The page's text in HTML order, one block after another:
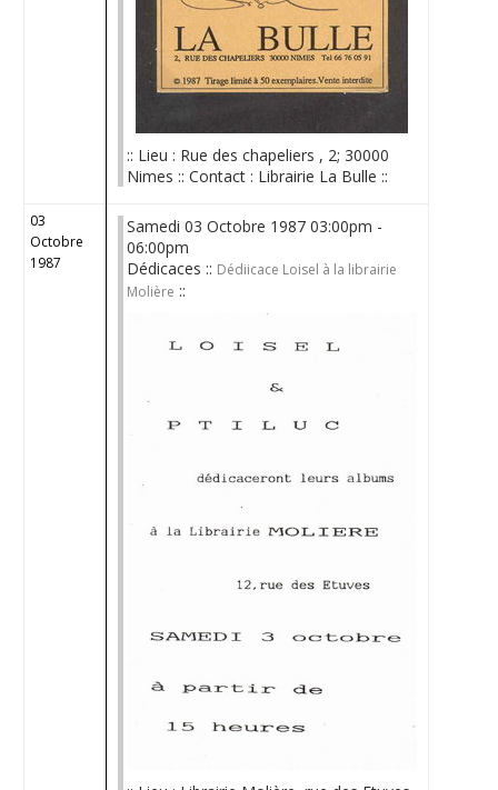
:: Lieu : Rue des chapeliers , 2; 30000
Nimes :: Contact : Librairie La Bulle ::
03
Octobre
1987
Samedi 03 Octobre 1987 03:00pm -
06:00pm
Dédicaces :: Dédiicace Loisel à la librairie
Molière ::